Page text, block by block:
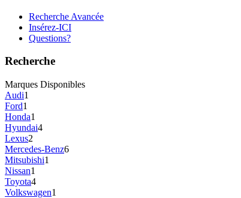
Recherche Avancée
Insérez-ICI
Questions?
Recherche
Marques Disponibles
Audi1
Ford1
Honda1
Hyundai4
Lexus2
Mercedes-Benz6
Mitsubishi1
Nissan1
Toyota4
Volkswagen1